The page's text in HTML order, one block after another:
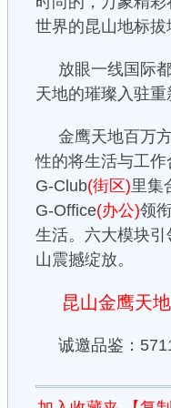
世界的昆山地标拔
放眼一线国际
天地的璀璨入驻重
金鹰天地百万
性的将生活与工作
G-Club(街区)里集
G-Office(办公)领
生活。六大模块
山震撼绽放。
昆山金鹰天
诚邀品鉴：